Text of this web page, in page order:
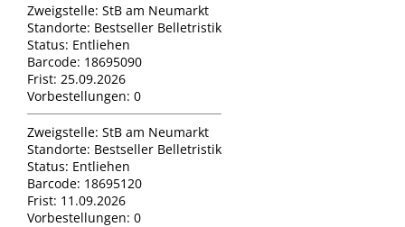
Zweigstelle: StB am Neumarkt
Standorte: Bestseller Belletristik
Status: Entliehen
Barcode: 18695090
Frist: 25.09.2026
Vorbestellungen: 0
Zweigstelle: StB am Neumarkt
Standorte: Bestseller Belletristik
Status: Entliehen
Barcode: 18695120
Frist: 11.09.2026
Vorbestellungen: 0